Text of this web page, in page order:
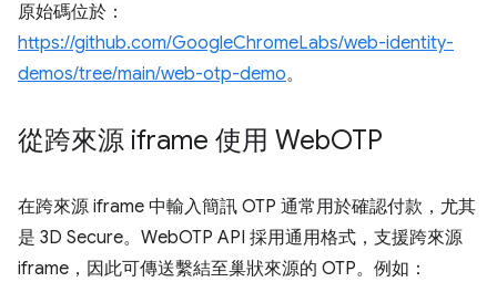
原始碼位於：
https://github.com/GoogleChromeLabs/web-identity-
demos/tree/main/web-otp-demo。
從跨來源 iframe 使用 WebOTP
在跨來源 iframe 中輸入簡訊 OTP 通常用於確認付款，尤其
是 3D Secure。WebOTP API 採用通用格式，支援跨來源
iframe，因此可傳送繫結至巢狀來源的 OTP。例如：